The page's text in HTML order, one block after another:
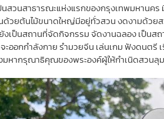
วนสาธารณะแห่งแรกของกรุงเทพมหานคร
ด้วยต้นไม้ขนาดใหญ่มีอยู่ทั่วสวน งดงามด้ว
เป็นสถานที่จัดกิจกรรม จัดงานฉลอง เป็น
ะออกกำลังกาย รำมวยจีน เล่นเกม ฟังดนต
มหากรุณาธิคุณของพระองค์ผู้ให้กำเนิดสว